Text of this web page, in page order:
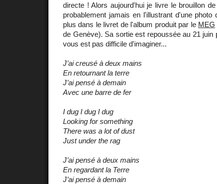
directe ! Alors aujourd'hui je livre le brouillon
probablement jamais en l'illustrant d'une photo
plus dans le livret de l'album produit par le MEG
de Genève). Sa sortie est repoussée au 21 juin
vous est pas difficile d'imaginer...
J’ai creusé à deux mains
En retournant la terre
J’ai pensé à demain
Avec une barre de fer
I dug I dug I dug
Looking for something
There was a lot of dust
Just under the rag
J’ai pensé à deux mains
En regardant la Terre
J’ai pensé à demain